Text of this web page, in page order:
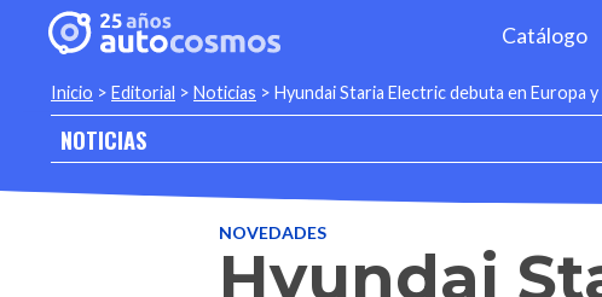
Catálogo
Inicio > Editorial > Noticias > Hyundai Staria Electric debuta en Europa
NOTICIAS
NOVEDADES
Hyundai